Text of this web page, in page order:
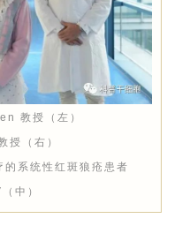
教授（左）
授（右）
系统性红斑狼 疮患者
中）